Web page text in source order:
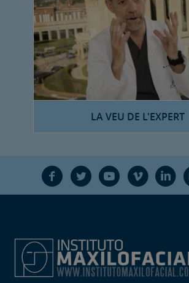
LA VEU DE L'EXPERT
F T Y V L